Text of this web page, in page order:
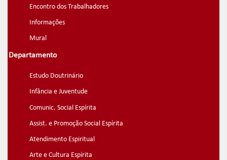
Encontro dos Trabalhadores
Informações
Mural
Departamento
Estudo Doutrinário
Infância e Juventude
Comunic. Social Espírita
Assist. e Promoção Social Espírita
Atendimento Espiritual
Arte e Cultura Espírita